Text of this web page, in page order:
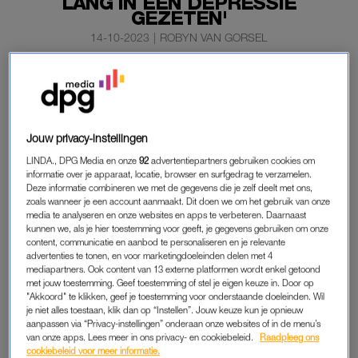
GEZETEN'
14-10-2023 | ROBYN VAN GORSEL
De Tijd Gaat Mooie Dingen Doen
Roxeanne Hazes, is uit. Op de plaat zingt ze over haar
angsten, haar trauma’s en haar gezin.
BijShownieuwsvertelt ze dat ze een moeilijke tijd achter de
rug heeft.
ROXEANNE HAZES
Na zes jaar is daar eindelijk het nieuwe album van de dochter
van André Hazes. Naar eigen zeggen lag het vier jaar geleden
al klaar, maar: “Door omstandigheden en mijn mentale welzijn
is dat allemaal wat uitgelopen.”
Op de plaat, die in totaal vijftien nummers telt, confronteert
Hazes haar trauma’s en neemt ze afscheid van een moeilijke
Jouw privacy-instellingen
LINDA., DPG Media en onze92 advertentiepartners gebruiken cookies om
informatie over je apparaat, locatie, browser en surfgedrag te verzamelen.
Deze informatie combineren we met de gegevens die je zelf deelt met ons,
zoals wanneer je een account aanmaakt. Dit doen we om het gebruik van onze
media te analyseren en onze websites en apps te verbeteren. Daarnaast
kunnen we, als je hier toestemming voor geeft, je gegevens gebruiken om onze
content, communicatie en aanbod te personaliseren en je relevante
advertenties te tonen, en voor marketingdoeleinden delen met 4
mediapartners. Ook content van 13 externe platformen wordt enkel getoond
met jouw toestemming. Geef toestemming of stel je eigen keuze in. Door op
"Akkoord" te klikken, geef je toestemming voor onderstaande doeleinden. Wil
je niet alles toestaan, klik dan op “Instellen”. Jouw keuze kun je opnieuw
aanpassen via “Privacy-instellingen” onderaan onze websites of in de menu’s
van onze apps. Lees meer in ons privacy- en cookiebeleid.
Raadpleeg ons
cookiebeleid voor meer informatie.